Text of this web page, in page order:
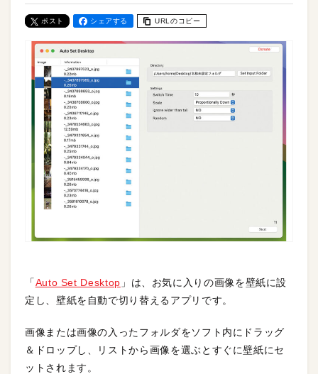
ポスト シェアする URLのコピー
「Auto Set Desktop 」は、お気に入りの画像を壁紙に設
定し、壁紙を自動で切り替えるアプリです。
画像または画像の入ったフォルダをソフト内にドラッグ
＆ドロップし、リストから画像を選ぶとすぐに壁紙にセ
ットされます。